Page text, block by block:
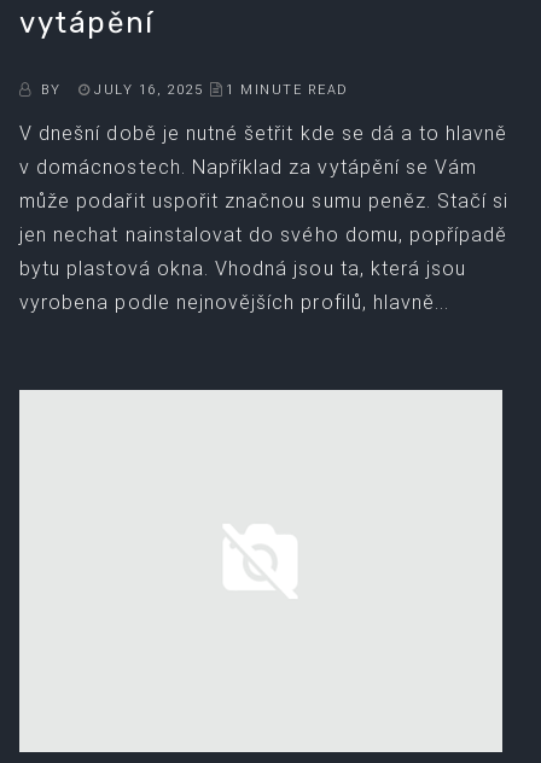
vytápění
BY JULY 16, 2025 1 MINUTE READ
V dnešní době je nutné šetřit kde se dá a to hlavně
v domácnostech. Například za vytápění se Vám
může podařit uspořit značnou sumu peněz. Stačí si
jen nechat nainstalovat do svého domu, popřípadě
bytu plastová okna. Vhodná jsou ta, která jsou
vyrobena podle nejnovějších profilů, hlavně...